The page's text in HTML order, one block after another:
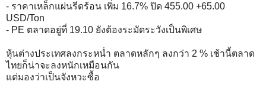
- ราคาเหล็กแผ่นรีดร้อน เพิ่ม 16.7% ปิด 455.00 +65.00
USD/Ton
- PE ตลาดอยู่ที่ 19.10 ยังต้องระมัดระวังเป็นพิเศษ
หุ้นต่างประเทศลงกระหน่ำ ตลาดหลักๆ ลงกว่า 2 % เช้านี้ตลาด
ไทยก็น่าจะลงหนักเหมือนกัน
แต่มองว่าเป็นจังหวะซื้อ